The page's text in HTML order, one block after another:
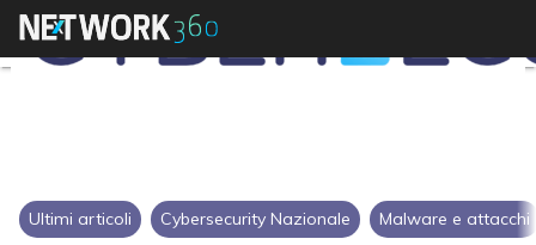
Ultimi articoli Cybersecurity Nazionale Malware e attacchi